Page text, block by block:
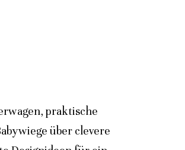
praktische
über clevere